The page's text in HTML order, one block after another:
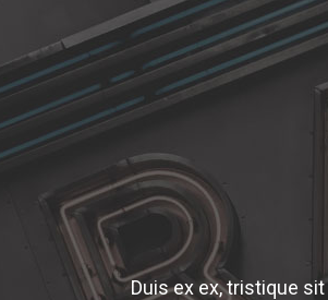
Duis ex ex, tristique